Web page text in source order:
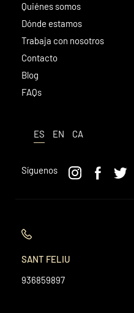
Quiénes somos
Dónde estamos
Trabaja con nosotros
Contacto
Blog
FAQs
ES EN CA
Síguenos
SANT FELIU
936859897